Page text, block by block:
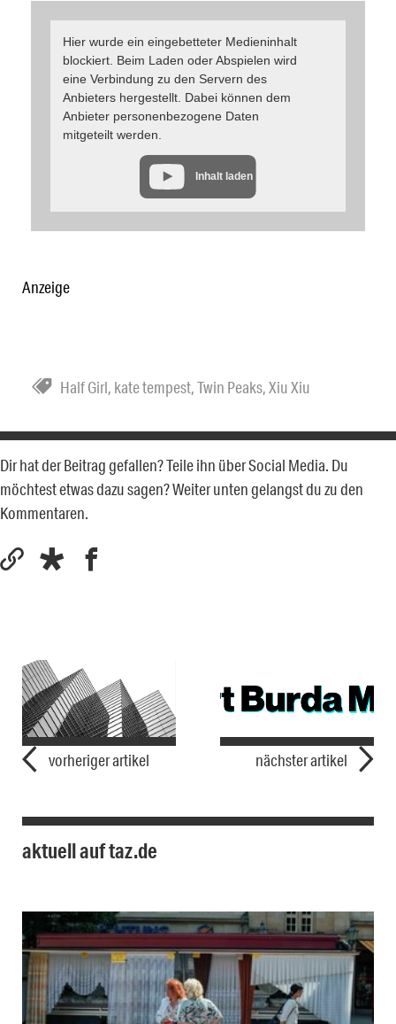
Hier wurde ein eingebetteter Medieninhalt
blockiert. Beim Laden oder Abspielen wird
eine Verbindung zu den Servern des
Anbieters hergestellt. Dabei können dem
Anbieter personenbezogene Daten
mitgeteilt werden.
Inhalt laden
Anzeige
Half Girl, kate tempest,Twin Peaks,Xiu Xiu
Dir hat der Beitrag gefallen? Teile ihn über Social Media. Du
möchtest etwas dazu sagen? Weiter unten gelangst du zu den
Kommentaren.
vorheriger artikel nächster artikel
aktuell auf taz.de